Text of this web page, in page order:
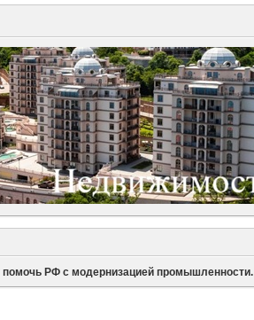
помочь РФ с модернизацией промышленности.